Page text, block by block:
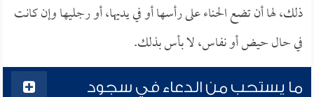
ذلك، لها أن تضع الحناء على رأسها أو في يديها، أو رجليها وإن كانت
في حال حيض أو نفاس، لا بأس بذلك.
ما يستحب من الدعاء في سجود